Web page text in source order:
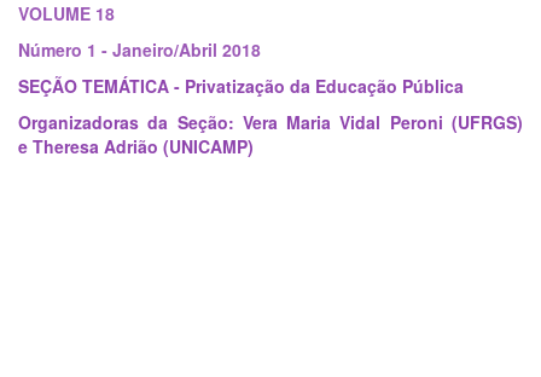
VOLUME 18
Número 1 - Janeiro/Abril 2018
SEÇÃO TEMÁTICA - Privatização da Educação Pública
Organizadoras da Seção: Vera Maria Vidal Peroni (UFRGS)
e Theresa Adrião (UNICAMP)